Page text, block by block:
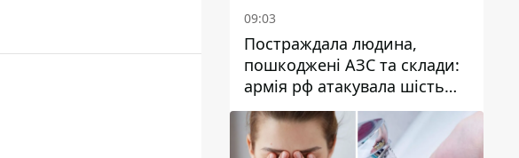
09:03
Постраждала людина,
пошкоджені АЗС та склади:
армія рф атакувала шість
районів Дніпропетровської
області